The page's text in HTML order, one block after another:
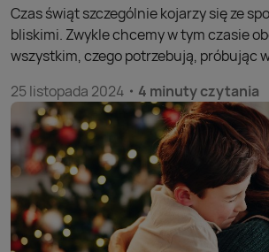
Czas świąt szczególnie kojarzy się ze
bliskimi. Zwykle chcemy w tym czasie
wszystkim, czego potrzebują, próbując
pomysłu? Sprawdź zatem nasze
na święta, z których ucieszą się zarówno
partner czy partnerka – bo niektóre
ponadpokoleniowe!
25 listopada 2024 4 minuty czytania